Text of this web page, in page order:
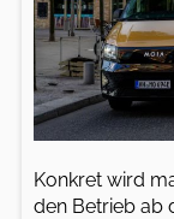
Konkret wird
den Betrieb ab